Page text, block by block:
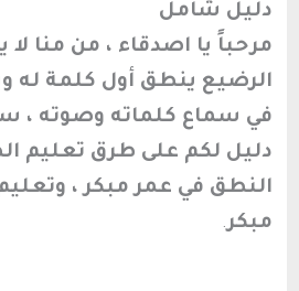
دليل شامل
مرحباً يا اصدقاء ، من منا
الرضيع ينطق أول كلمة له
في سماع كلماته وصوته ،
دليل لكم على طرق تعليم
النطق في عمر مبكر ،
مبكر.